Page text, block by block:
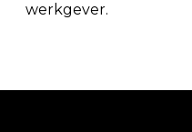
werkgever.